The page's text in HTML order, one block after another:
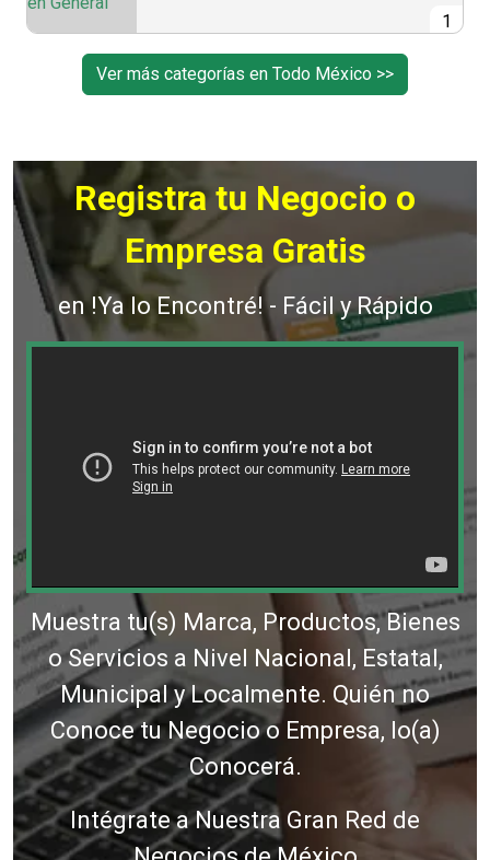
1
Ver más categorías en Todo México >>
Registra tu Negocio o
Empresa Gratis
en !Ya lo Encontré! - Fácil y Rápido
Muestra tu(s) Marca, Productos, Bienes
o Servicios a Nivel Nacional, Estatal,
Municipal y Localmente. Quién no
Conoce tu Negocio o Empresa, lo(a)
Conocerá.
Intégrate a Nuestra Gran Red de